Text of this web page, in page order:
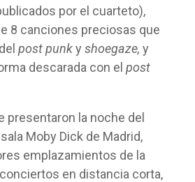
por el cuarteto),
8 canciones preciosas que
post punky shoegaze, y
descarada con el post
presentaron la noche del
Moby Dick de Madrid,
emplazamientos de la
en distancia corta,